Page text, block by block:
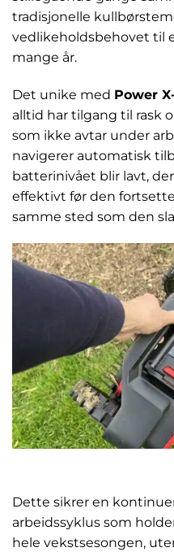
tradisjonelle
vedlikeholdsbehovet til
mange år.
Det unike med Power
alltid har tilgang til rask
som ikke avtar under
navigerer automatisk
batterinivået blir lavt,
effektivt før den
samme sted som den
Dette sikrer en
arbeidssyklus som
hele vekstsesongen,